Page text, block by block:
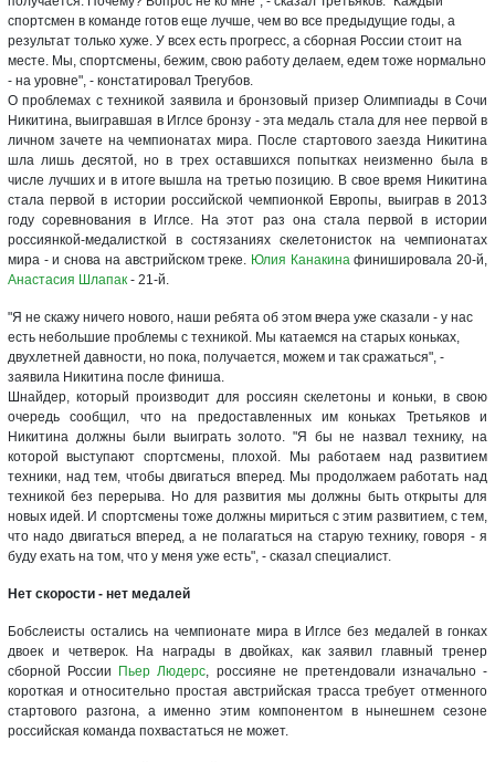
спортсмен в команде готов еще лучше, чем во все предыдущие годы, а
результат только хуже. У всех есть прогресс, а сборная России стоит на
месте. Мы, спортсмены, бежим, свою работу делаем, едем тоже нормально
- на уровне", - констатировал Трегубов.
О проблемах с техникой заявила и бронзовый призер Олимпиады в Сочи
Никитина, выигравшая в Иглсе бронзу - эта медаль стала для нее первой в
личном зачете на чемпионатах мира. После стартового заезда Никитина
шла лишь десятой, но в трех оставшихся попытках неизменно была в
числе лучших и в итоге вышла на третью позицию. В свое время Никитина
стала первой в истории российской чемпионкой Европы, выиграв в 2013
году соревнования в Иглсе. На этот раз она стала первой в истории
россиянкой-медалисткой в состязаниях скелетонисток на чемпионатах
мира - и снова на австрийском треке. Юлия Канакинафинишировала 20-й,
Анастасия Шлапак - 21-й.
"Я не скажу ничего нового, наши ребята об этом вчера уже сказали - у нас
есть небольшие проблемы с техникой. Мы катаемся на старых коньках,
двухлетней давности, но пока, получается, можем и так сражаться", -
заявила Никитина после финиша.
Шнайдер, который производит для россиян скелетоны и коньки, в свою
очередь сообщил, что на предоставленных им коньках Третьяков и
Никитина должны были выиграть золото. "Я бы не назвал технику, на
которой выступают спортсмены, плохой. Мы работаем над развитием
техники, над тем, чтобы двигаться вперед. Мы продолжаем работать над
техникой без перерыва. Но для развития мы должны быть открыты для
новых идей. И спортсмены тоже должны мириться с этим развитием, с тем,
что надо двигаться вперед, а не полагаться на старую технику, говоря - я
буду ехать на том, что у меня уже есть", - сказал специалист.
Нет скорости - нет медалей
Бобслеисты остались на чемпионате мира в Иглсе без медалей в гонках
двоек и четверок. На награды в двойках, как заявил главный тренер
сборной России
Пьер Людерс, россияне не претендовали изначально -
короткая и относительно простая австрийская трасса требует отменного
стартового разгона, а именно этим компонентом в нынешнем сезоне
российская команда похвастаться не может.